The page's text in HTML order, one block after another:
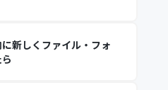
新しくファイル・フォ